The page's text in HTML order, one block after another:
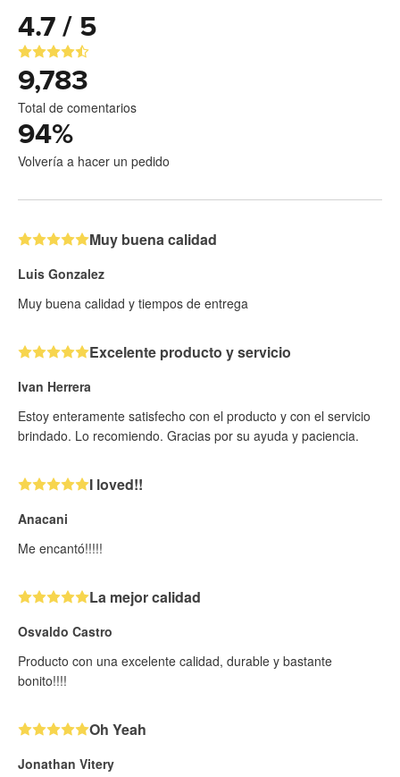
4.7 / 5
9,783
Total de comentarios
94%
Volvería a hacer un pedido
Muy buena calidad
Luis Gonzalez
Muy buena calidad y tiempos de entrega
Excelente producto y servicio
Ivan Herrera
Estoy enteramente satisfecho con el producto y con el servicio
brindado. Lo recomiendo. Gracias por su ayuda y paciencia.
I loved!!
Anacani
Me encantó!!!!!
La mejor calidad
Osvaldo Castro
Producto con una excelente calidad, durable y bastante
bonito!!!!
Oh Yeah
Jonathan Vitery